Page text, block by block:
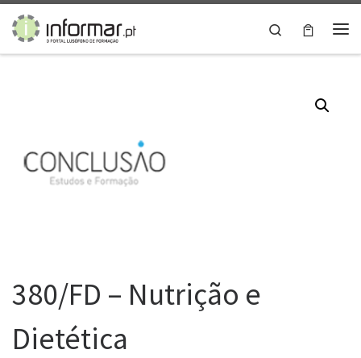
Skip to content
Search
380/FD – Nutrição e
Dietética